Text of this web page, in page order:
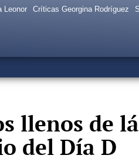
Leonor Críticas Georgina Rodríguez
llenos de
del Día D